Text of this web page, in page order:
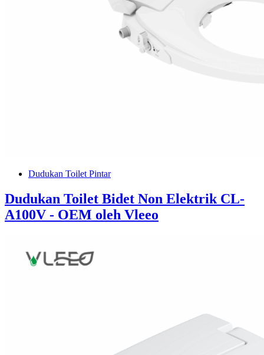
Dudukan Toilet Pintar
Dudukan Toilet Bidet Non Elektrik CL-
A100V - OEM oleh Vleeo